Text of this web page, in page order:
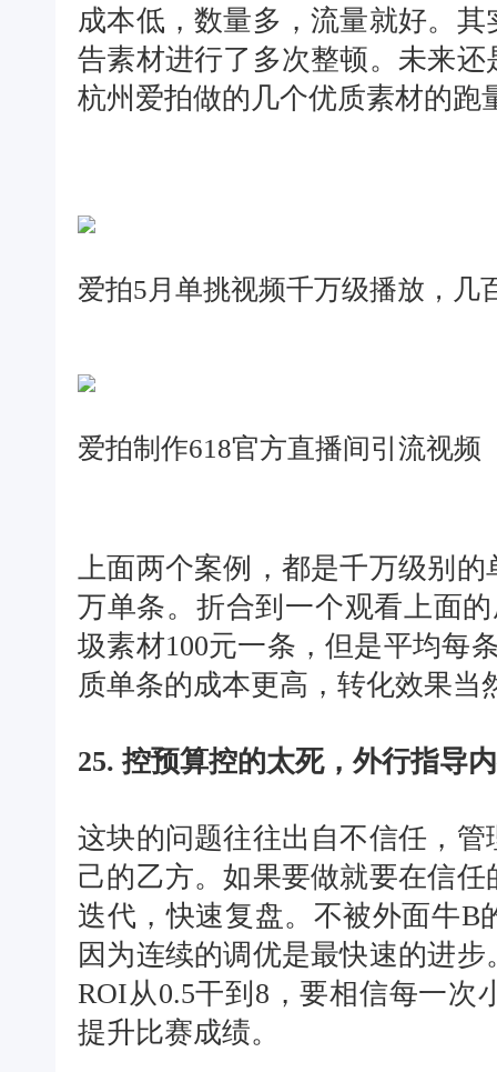
成本低，数量多，流量就好。
告素材进行了多次整顿。未来
杭州爱拍做的几个优质素材的跑
爱拍5月单挑视频千万级播放，几
爱拍制作618官方直播间引流视频
上面两个案例，都是千万级别
万单条。折合到一个观看上面
圾素材100元一条，但是平均每
质单条的成本更高，转化效果当
25. 控预算控的太死，外行指导
这块的问题往往出自不信任，
己的乙方。如果要做就要在信
迭代，快速复盘。不被外面牛B
因为连续的调优是最快速的进
ROI从0.5干到8，要相信每一次
提升比赛成绩。